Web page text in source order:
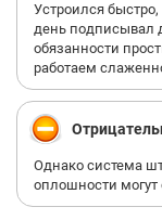
Устроился
день подписывал
обязанности
работаем
Однако система
оплошности могут